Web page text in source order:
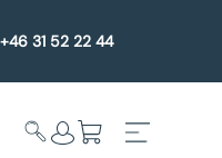
31 52 22 44